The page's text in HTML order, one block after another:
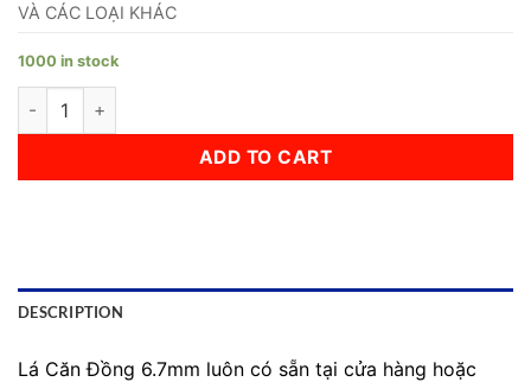
VÀ CÁC LOẠI KHÁC
1000 in stock
Lá Căn Đồng 6.7mm quantity
ADD TO CART
DESCRIPTION
Lá Căn Đồng 6.7mm luôn có sẵn tại cửa hàng hoặc